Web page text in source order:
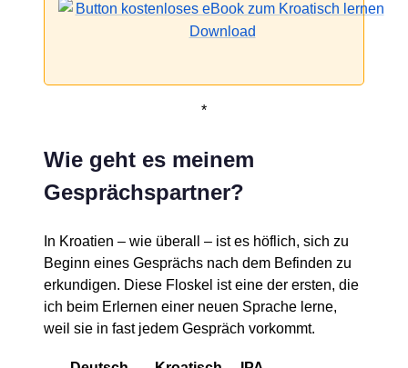
*
Wie geht es meinem
Gesprächspartner?
In Kroatien – wie überall – ist es höflich, sich zu
Beginn eines Gesprächs nach dem Befinden zu
erkundigen. Diese Floskel ist eine der ersten, die
ich beim Erlernen einer neuen Sprache lerne,
weil sie in fast jedem Gespräch vorkommt.